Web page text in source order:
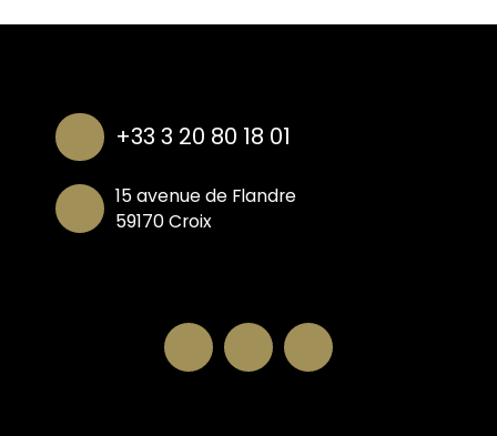
+33 3 20 80 18 01
15 avenue de Flandre
59170 Croix